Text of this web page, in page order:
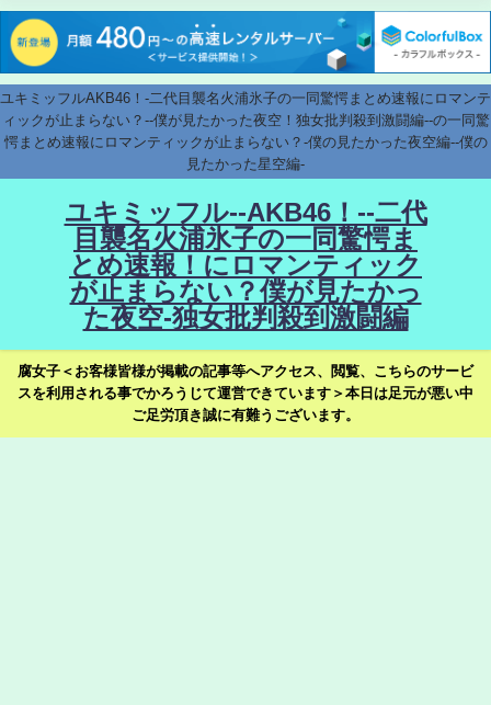
ユキミッフルAKB46！-二代目襲名火浦氷子の一同驚愕まとめ速報にロマンテ
ィックが止まらない？--僕が見たかった夜空！独女批判殺到激闘編--の一同驚
愕まとめ速報にロマンティックが止まらない？-僕の見たかった夜空編--僕の
見たかった星空編-
ユキミッフル--AKB46！--二代
目襲名火浦氷子の一同驚愕ま
とめ速報！にロマンティック
が止まらない？僕が見たかっ
た夜空-独女批判殺到激闘編
腐女子＜お客様皆様が掲載の記事等へアクセス、閲覧、こちらのサービ
スを利用される事でかろうじて運営できています＞本日は足元が悪い中
ご足労頂き誠に有難うございます。